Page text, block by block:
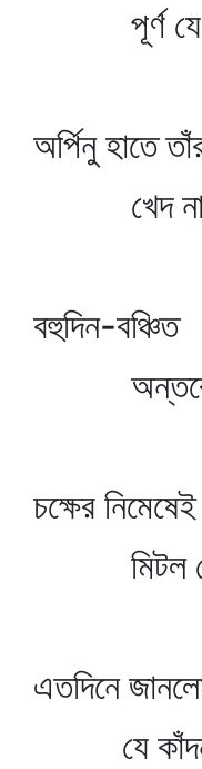
পূর্ণ যে
অর্পিনু হাতে
খেদ
খেদ
বহুদিন-বঞ্চিত
অন্তরে
কী
চক্ষের নিমেষেই
মিটল
এতদিনে
যে কাঁদন